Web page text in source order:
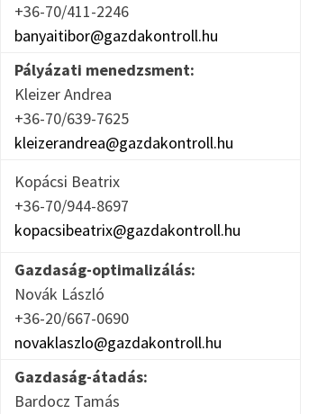
+36-70/411-2246
banyaitibor@gazdakontroll.hu
Pályázati menedzsment:
Kleizer Andrea
+36-70/639-7625
kleizerandrea@gazdakontroll.hu
Kopácsi Beatrix
+36-70/944-8697
kopacsibeatrix@gazdakontroll.hu
Gazdaság-optimalizálás:
Novák László
+36-20/667-0690
novaklaszlo@gazdakontroll.hu
Gazdaság-átadás:
Bardocz Tamás